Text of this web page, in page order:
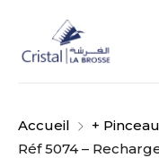
Accueil +
Réf 5074 –